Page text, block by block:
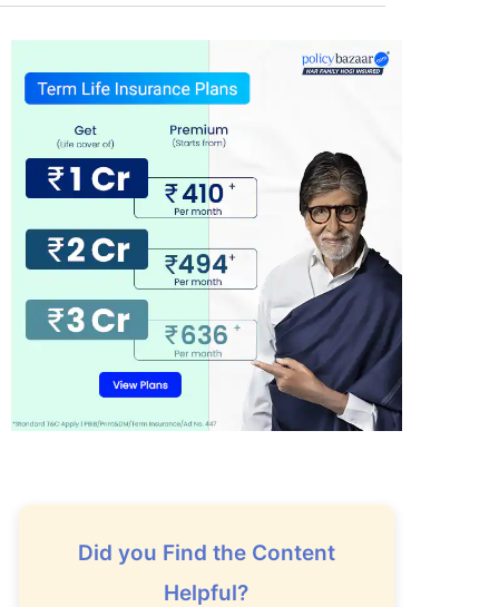
Did you Find the Content
Helpful?